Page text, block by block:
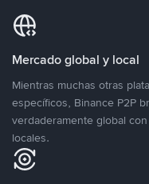
Mercado global y local
Mientras muchas otras
específicos, Binance P2P
verdaderamente global
locales.